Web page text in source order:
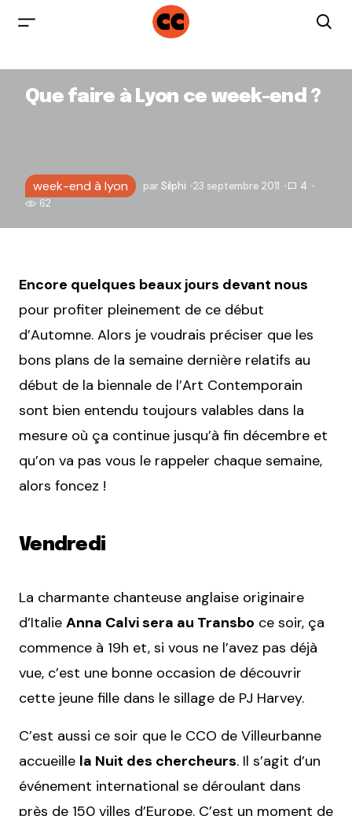
Que faire à Lyon ce week-end ?
week-end à lyon parSilphi 23 septembre 2011
4
62
Encore quelques beaux jours devant nous
pour profiter pleinement de ce début
d’Automne. Alors je voudrais préciser que les
bons plans de la semaine dernière relatifs au
début de la biennale de l’Art Contemporain
sont bien entendu toujours valables dans la
mesure où ça continue jusqu’à fin décembre et
qu’on va pas vous le rappeler chaque semaine,
alors foncez !
Vendredi
La charmante chanteuse anglaise originaire
d’Italie Anna Calvi sera au Transbo ce soir, ça
commence à 19h et, si vous ne l’avez pas déjà
vue, c’est une bonne occasion de découvrir
cette jeune fille dans le sillage de PJ Harvey.
C’est aussi ce soir que le CCO de Villeurbanne
accueille la Nuit des chercheurs. Il s’agit d’un
événement international se déroulant dans
près de 150 villes d’Europe. C’est un moment de